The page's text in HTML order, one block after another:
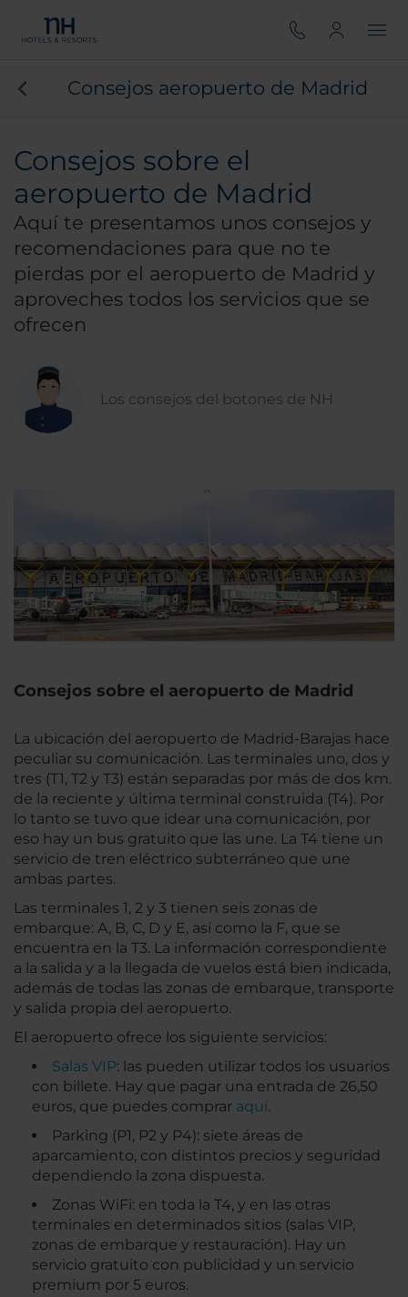
Consejos aeropuerto de Madrid
Consejos sobre el
aeropuerto de Madrid
Aquí te presentamos unos consejos y
recomendaciones para que no te
pierdas por el aeropuerto de Madrid y
aproveches todos los servicios que se
ofrecen
Los consejos del botones de NH
Consejos sobre el aeropuerto de Madrid
La ubicación del aeropuerto de Madrid-Barajas hace
peculiar su comunicación. Las terminales uno, dos y
tres (T1, T2 y T3) están separadas por más de dos km.
de la reciente y última terminal construida (T4). Por
lo tanto se tuvo que idear una comunicación, por
eso hay un bus gratuito que las une. La T4 tiene un
servicio de tren eléctrico subterráneo que une
ambas partes.
Las terminales 1, 2 y 3 tienen seis zonas de
embarque: A, B, C, D y E, así como la F, que se
encuentra en la T3. La información correspondiente
a la salida y a la llegada de vuelos está bien indicada,
además de todas las zonas de embarque, transporte
y salida propia del aeropuerto.
El aeropuerto ofrece los siguiente servicios:
Salas VIP: las pueden utilizar todos los usuarios
con billete. Hay que pagar una entrada de 26,50
euros, que puedes comprar aquí.
Parking (P1, P2 y P4): siete áreas de
aparcamiento, con distintos precios y seguridad
dependiendo la zona dispuesta.
Zonas WiFi: en toda la T4, y en las otras
terminales en determinados sitios (salas VIP,
zonas de embarque y restauración). Hay un
servicio gratuito con publicidad y un servicio
premium por 5 euros.